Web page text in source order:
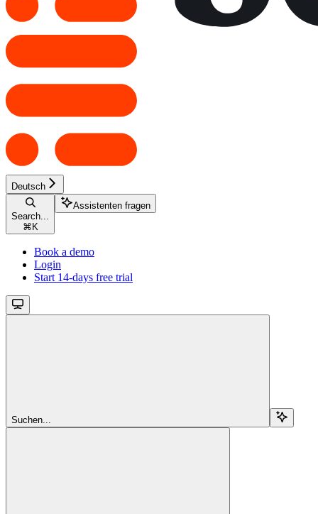
Deutsch
Search...
⌘ K
Assistenten fragen
Book a demo
Login
Start 14-days free trial
Suchen...